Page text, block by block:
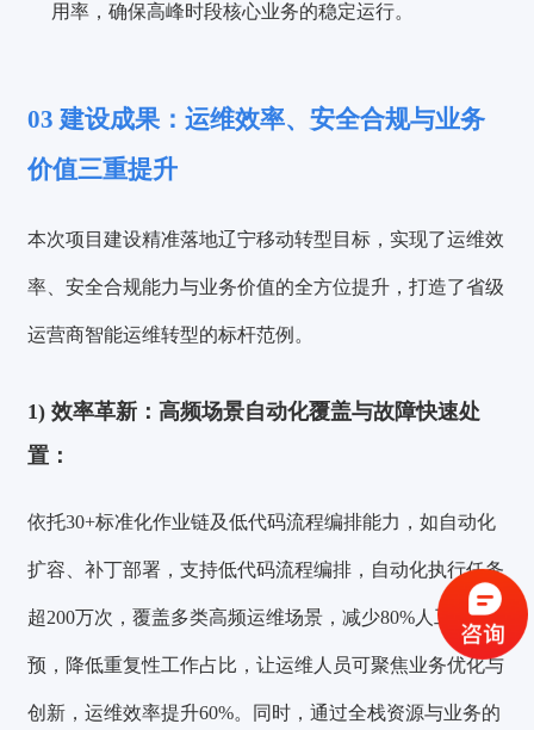
用率，确保高峰时段核心业务的稳定运行。
03建设成果：运维效率、安全合规与业务
价值三重提升
本次项目建设精准落地辽宁移动转型目标，实现了运维效
率、安全合规能力与业务价值的全方位提升，打造了省级
运营商智能运维转型的标杆范例。
1)效率革新：高频场景自动化覆盖与故障快速处
置：
依托30+标准化作业链及低代码流程编排能力，如自动化
扩容、补丁部署，支持低代码流程编排，自动化执行任务
超200万次，覆盖多类高频运维场景，减少80%人工干
预，降低重复性工作占比，让运维人员可聚焦业务优化与
创新，运维效率提升60%。同时，通过全栈资源与业务的
获取验证码
登录